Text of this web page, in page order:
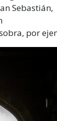
Sebastián,
por